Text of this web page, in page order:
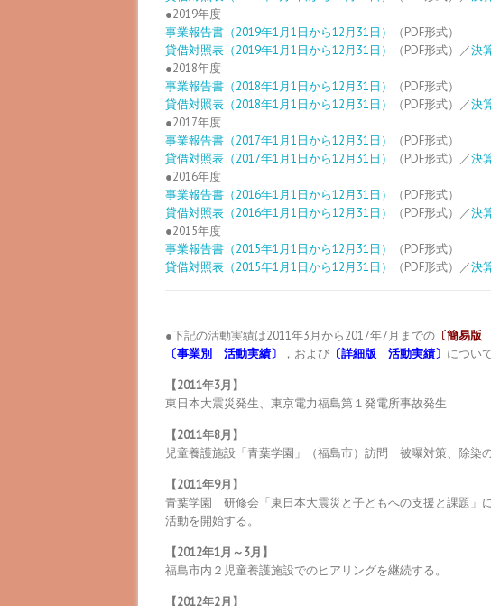
●2019年度
事業報告書（2019年1月1日から12月31日）
（PDF形式）
貸借対照表（2019年1月1日から12月31日）
（PDF形式）／決
●2018年度
事業報告書（2018年1月1日から12月31日）
（PDF形式）
貸借対照表（2018年1月1日から12月31日）
（PDF形式）／決
●2017年度
事業報告書（2017年1月1日から12月31日）
（PDF形式）
貸借対照表（2017年1月1日から12月31日）
（PDF形式）／決
●2016年度
事業報告書（2016年1月1日から12月31日）
（PDF形式）
貸借対照表（2016年1月1日から12月31日）
（PDF形式）／決
●2015年度
事業報告書（2015年1月1日から12月31日）
（PDF形式）
貸借対照表（2015年1月1日から12月31日）
（PDF形式）／決
●下記の活動実績は2011年3月から2017年7月までの 〔簡易版
〔事業別 活動実績〕 ，および 〔詳細版 活動実績〕 につい
【2011年3月】
東日本大震災発生、東京電力福島第１発電所事故発生
【2011年8月】
児童養護施設「青葉学園」（福島市）訪問 被曝対策、除染
【2011年9月】
青葉学園 研修会「東日本大震災と子どもへの支援と課題」
活動を開始する。
【2012年1月～3月】
福島市内２児童養護施設でのヒアリングを継続する。
【2012年2月】